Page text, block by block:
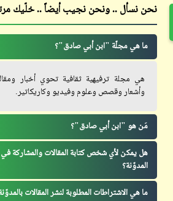
نحن نسأل .. ونحن نجيب أيضاً .. خلّيك
ما هي مجلّة "ابن أبي صادق"؟
هي مجلة ترفيهية ثقافية تحوي أخبار
وأشعار وقصص وعلوم وفيديو وكاريكاتير.
مَن هو "ابن أبي صادق"؟
هل يمكن لأي شخص كتابة المقالات والمشاركة
المدوّنة؟
ما هي الاشتراطات المطلوبة لنشر المقالات
حوار_حوار مع السيسي
"السيسي" يفتح قلبه "لابن أبي
صادق" | أجرأ حوار لم يُنشر مع
الرئيس "السيسي" (5)
قصص_أرواح بلا قبور
الإعلان الإذاعي لمجموعة قصص
"أرواح بلا قبور"
شعر
رياح الحياة | محمود فاروق
خبر
كارثة في مسابقة ملكة جمال
بالسعودية: استبعاد 40 ناقة بسبب
البوتوكس